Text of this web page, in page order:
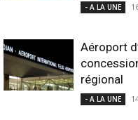
- A LA UNE
Aéroport
régional
- A LA UNE